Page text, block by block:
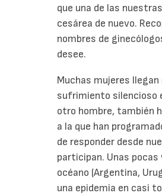
que una de las
cesárea de nuevo.
nombres de
desee.
Muchas mujeres
sufrimiento silencioso
otro hombre, también
a la que han
de responder desde
participan. Unas
océano (Argentina,
una epidemia en casi